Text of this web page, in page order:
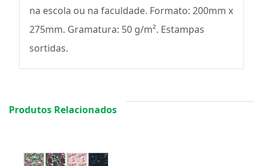
na escola ou na faculdade. Formato: 200mm x
275mm. Gramatura: 50 g/m². Estampas
sortidas.
Produtos Relacionados